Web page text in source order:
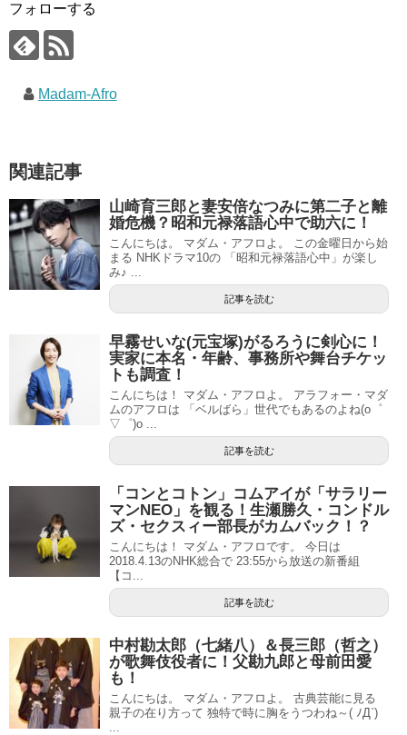
フォローする
Madam-Afro
関連記事
山崎育三郎と妻安倍なつみに第二子と離
婚危機？昭和元禄落語心中で助六に！
こんにちは。 マダム・アフロよ。 この金曜日から始
まる NHKドラマ10の 「昭和元禄落語心中」が楽し
み♪ ...
記事を読む
早霧せいな(元宝塚)がるろうに剣心に！
実家に本名・年齢、事務所や舞台チケッ
トも調査！
こんにちは！ マダム・アフロよ。 アラフォー・マダ
ムのアフロは 「ベルばら」世代でもあるのよね(o゜
▽゜)o ...
記事を読む
「コンとコトン」コムアイが「サラリー
マンNEO」を観る！生瀬勝久・コンドル
ズ・セクスィー部長がカムバック！？
こんにちは！ マダム・アフロです。 今日は
2018.4.13のNHK総合で 23:55から放送の新番組
【コ...
記事を読む
中村勘太郎（七緒八）＆長三郎（哲之）
が歌舞伎役者に！父勘九郎と母前田愛
も！
こんにちは。 マダム・アフロよ。 古典芸能に見る
親子の在り方って 独特で時に胸をうつわね～( ﾉД`)
...